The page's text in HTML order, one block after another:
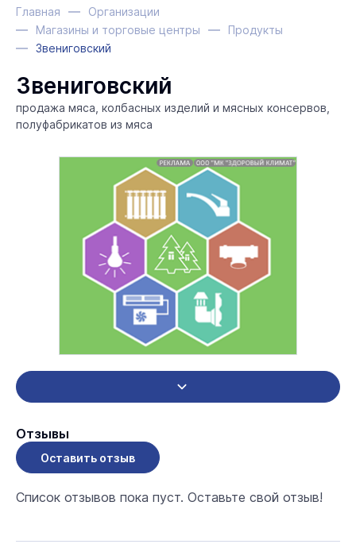
Главная
Организации
Магазины и торговые центры
Продукты
Звениговский
Звениговский
продажа мяса, колбасных изделий и мясных консервов,
полуфабрикатов из мяса
Отзывы
Оставить отзыв
Список отзывов пока пуст. Оставьте свой отзыв!